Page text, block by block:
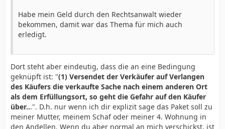
Habe mein Geld durch den Rechtsanwalt wieder
bekommen, damit war das Thema für mich auch
erledigt.
Dort steht aber eindeutig, dass die an eine Bedingung
geknüpft ist: "(1) Versendet der Verkäufer auf Verlangen
des Käufers die verkaufte Sache nach einem anderen Ort
als dem Erfüllungsort, so geht die Gefahr auf den Käufer
über...". D.h. nur wenn ich dir explizit sage das Paket soll zu
meiner Mutter, meinem Schaf oder meiner 4. Wohnung in
den Andellen. Wenn du aber normal an mich verschickst, ist